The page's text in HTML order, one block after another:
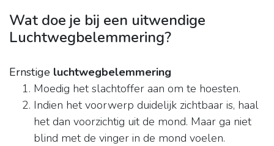
Wat doe je bij een uitwendige
Luchtwegbelemmering?
Ernstige luchtwegbelemmering
Moedig het slachtoffer aan om te hoesten.
Indien het voorwerp duidelijk zichtbaar is, haal
het dan voorzichtig uit de mond. Maar ga niet
blind met de vinger in de mond voelen.